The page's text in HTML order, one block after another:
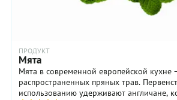
ПРОДУКТ
Мята
Мята в современной европейской кухне
распространенных пряных трав.
использованию удерживают англичане,